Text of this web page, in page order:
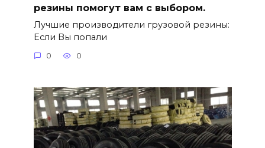
резины помогут вам с выбором.
Лучшие производители грузовой резины:
Если Вы попали
0 0